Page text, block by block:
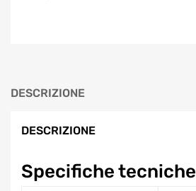
DESCRIZIONE
DESCRIZIONE
Specifiche tecniche